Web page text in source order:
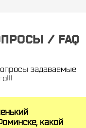
/ FAQ
задаваемые
какой